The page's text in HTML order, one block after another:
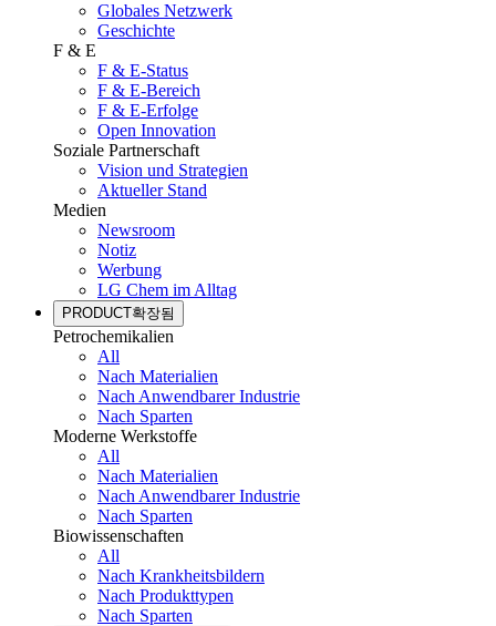
Globales Netzwerk
Geschichte
F & E
F & E-Status
F & E-Bereich
F & E-Erfolge
Open Innovation
Soziale Partnerschaft
Vision und Strategien
Aktueller Stand
Medien
Newsroom
Notiz
Werbung
LG Chem im Alltag
PRODUCT확장됨
Petrochemikalien
All
Nach Materialien
Nach Anwendbarer Industrie
Nach Sparten
Moderne Werkstoffe
All
Nach Materialien
Nach Anwendbarer Industrie
Nach Sparten
Biowissenschaften
All
Nach Krankheitsbildern
Nach Produkttypen
Nach Sparten